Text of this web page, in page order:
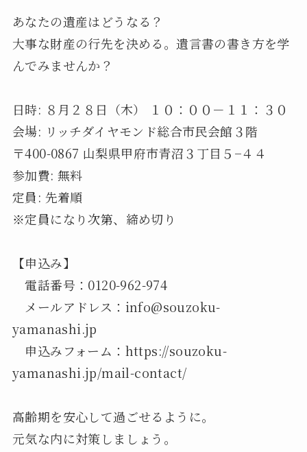
あなたの遺産はどうなる？
大事な財産の行先を決める。遺言書の書き方を学
んでみませんか？
日時: ８月２８日（木） １０：００－１１：３０
会場: リッチダイヤモンド総合市民会館３階
〒400-0867 山梨県甲府市青沼３丁目５−４４
参加費: 無料
定員: 先着順
※定員になり次第、締め切り
【申込み】
電話番号：0120-962-974
メールアドレス：info@souzoku-
yamanashi.jp
申込みフォーム：https://souzoku-
yamanashi.jp/mail-contact/
高齢期を安心して過ごせるように。
元気な内に対策しましょう。